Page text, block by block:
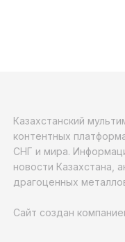
Казахстанский
контентных
СНГ и мира.
новости Казахстана,
драгоценных
Сайт создан